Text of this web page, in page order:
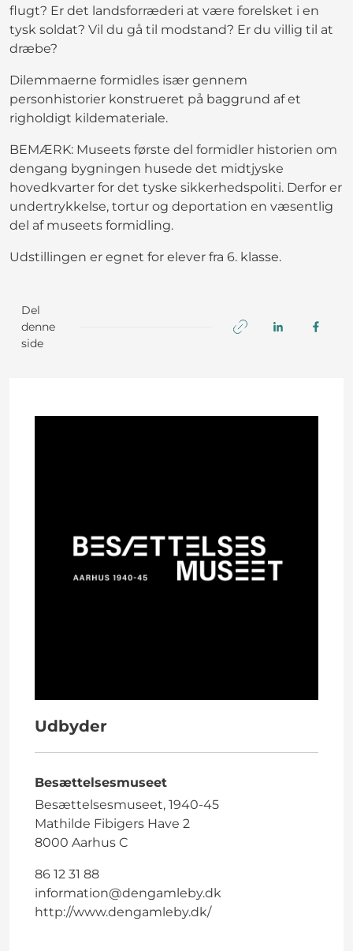
flugt? Er det landsforræderi at være forelsket i en
tysk soldat? Vil du gå til modstand? Er du villig til at
dræbe?
Dilemmaerne formidles især gennem
personhistorier konstrueret på baggrund af et
righoldigt kildemateriale.
BEMÆRK: Museets første del formidler historien om
dengang bygningen husede det midtjyske
hovedkvarter for det tyske sikkerhedspoliti. Derfor er
undertrykkelse, tortur og deportation en væsentlig
del af museets formidling.
Udstillingen er egnet for elever fra 6. klasse.
Del
denne
side
Udbyder
Besættelsesmuseet
Besættelsesmuseet, 1940-45
Mathilde Fibigers Have 2
8000 Aarhus C
86 12 31 88
information@dengamleby.dk
http://www.dengamleby.dk/